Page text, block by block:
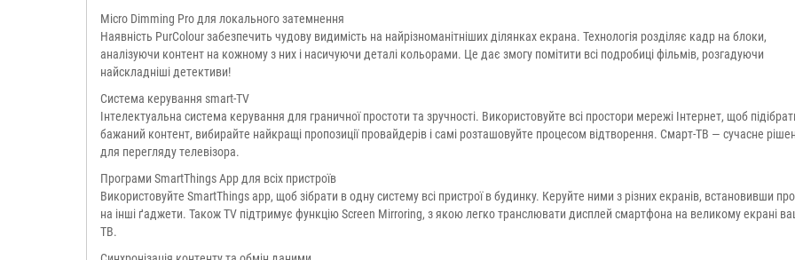
Micro Dimming Pro для локального затемнення
Наявність PurColour забезпечить чудову видимість на найрізноманітніших ділянках екрана. Технологія розділяє кадр на блоки,
аналізуючи контент на кожному з них і насичуючи деталі кольорами. Це дає змогу помітити всі подробиці фільмів, розгадуючи
найскладніші детективи!
Система керування smart-TV
Інтелектуальна система керування для граничної простоти та зручності. Використовуйте всі простори мережі Інтернет, щоб
бажаний контент, вибирайте найкращі пропозиції провайдерів і самі розташовуйте процесом відтворення. Смарт-ТВ — сучасне
для перегляду телевізора.
Програми SmartThings App для всіх пристроїв
Використовуйте SmartThings app, щоб зібрати в одну систему всі пристрої в будинку. Керуйте ними з різних екранів, встановивши
на інші ґаджети. Також TV підтримує функцію Screen Mirroring, з якою легко транслювати дисплей смартфона на великому екрані
ТВ.